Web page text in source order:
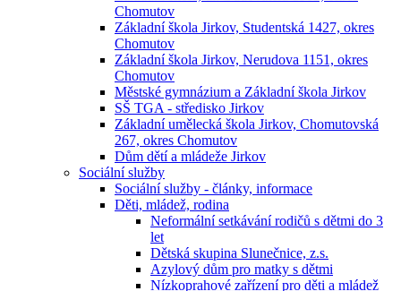
Chomutov
Základní škola Jirkov, Studentská 1427, okres
Chomutov
Základní škola Jirkov, Nerudova 1151, okres
Chomutov
Městské gymnázium a Základní škola Jirkov
SŠ TGA - středisko Jirkov
Základní umělecká škola Jirkov, Chomutovská
267, okres Chomutov
Dům dětí a mládeže Jirkov
Sociální služby
Sociální služby - články, informace
Děti, mládež, rodina
Neformální setkávání rodičů s dětmi do 3
let
Dětská skupina Slunečnice, z.s.
Azylový dům pro matky s dětmi
Nízkoprahové zařízení pro děti a mládež